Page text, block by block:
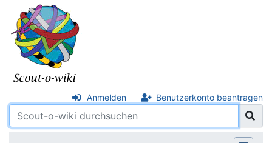
Anmelden Benutzerkonto beantragen